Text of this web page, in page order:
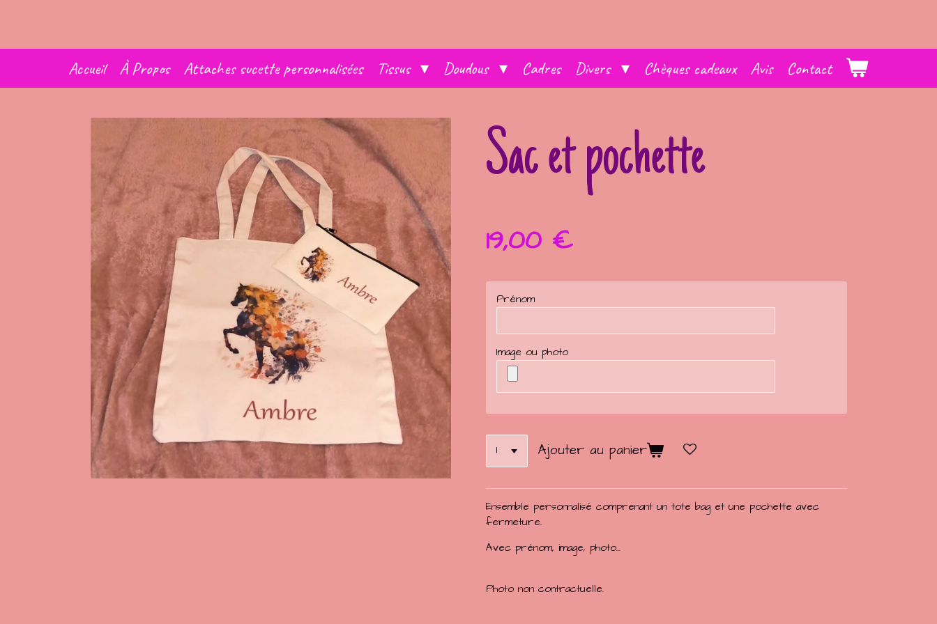
Accueil À Propos Attaches sucette personnalisées Tissus Doudous Cadres Divers Chèques cadeaux Avis Contact
Sac et pochette
19,00 €
Prénom
Image ou photo
Ajouter au panier
Ensemble personnalisé comprenant un tote bag et une pochette avec
fermeture.
Avec prénom, image, photo...
Photo non contractuelle.